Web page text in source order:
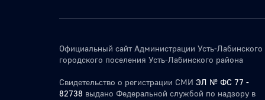
Официальный сайт Администрации Усть-Лабинского
городского поселения Усть-Лабинского района
Свидетельство о регистрации СМИ ЭЛ № ФС 77 -
82738 выдано Федеральной службой по надзору в